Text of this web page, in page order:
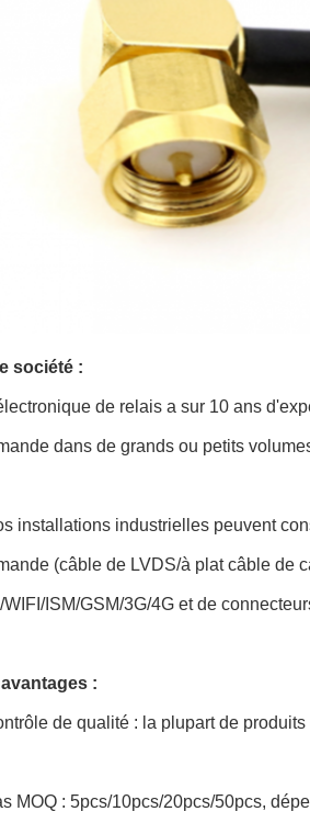
société :
de relais a sur 10 ans
dans de grands ou petits
installations industrielles peuvent
(câble de LVDS/à plat câble de
ISM/GSM/3G/4G et de
:
de qualité : la plupart de
MOQ : 5pcs/10pcs/20pcs/50pcs,